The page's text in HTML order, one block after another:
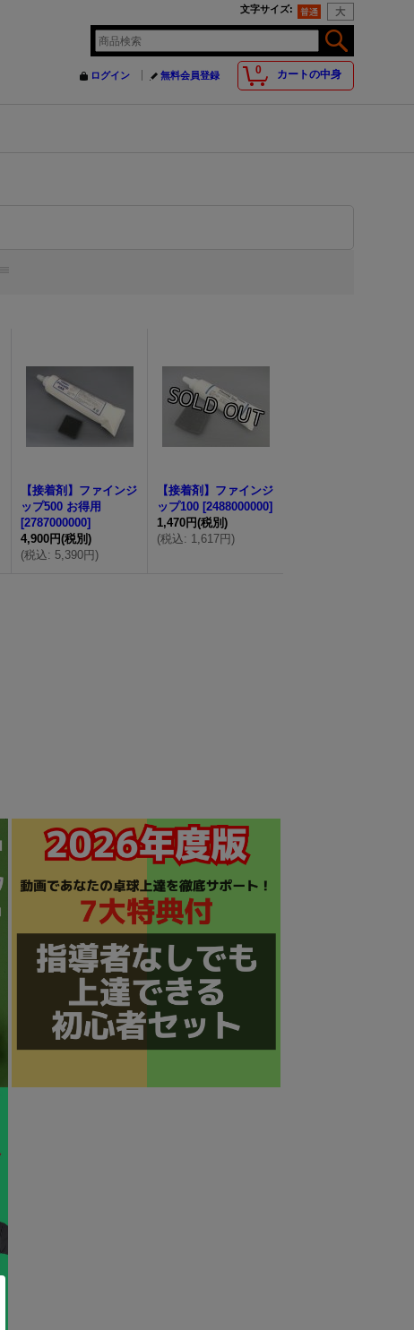
文字サイズ:
0 カートの中身
ログイン 無料会員登録
【接着剤】ファインジ
ップ500 お得用
[2787000000]
4,900円(税別)
(税込: 5,390円)
【接着剤】ファインジ
ップ100 [2488000000]
1,470円(税別)
(税込: 1,617円)